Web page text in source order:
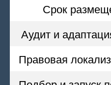
Срок
Аудит и
Правовая